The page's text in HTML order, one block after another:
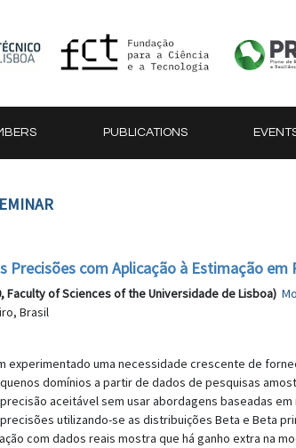
PUBLICATIONS
com Aplicação à Estimação em
Faculty of Sciences of the Universidade de Lisboa)
Brasil
experimentado uma necessidade crescente de
domínios a partir de dados de pesquisas
aceitável sem usar abordagens baseadas
utilizando-se as distribuições Beta e Beta
com dados reais mostra que há ganho extra na